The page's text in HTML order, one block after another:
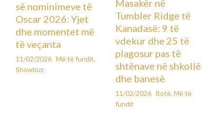
së nominimeve të
Oscar 2026: Yjet
dhe momentet më
të veçanta
11/02/2026 Më të fundit,
Showbizz
Masakër në
Tumbler Ridge të
Kanadasë: 9 të
vdekur dhe 25 të
plagosur pas të
shtënave në shkollë
dhe banesë
11/02/2026 Botë, Më të
fundit